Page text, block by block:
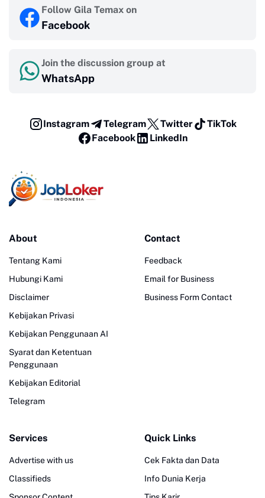
Follow Gila Temax on
Facebook
Join the discussion group at
WhatsApp
Instagram Telegram Twitter
TikTok
Facebook
LinkedIn
About
Tentang Kami
Hubungi Kami
Disclaimer
Kebijakan Privasi
Kebijakan Penggunaan AI
Syarat dan Ketentuan
Penggunaan
Kebijakan Editorial
Telegram
Contact
Feedback
Email for Business
Business Form Contact
Services
Advertise with us
Classifieds
Quick Links
Cek Fakta dan Data
Info Dunia Kerja